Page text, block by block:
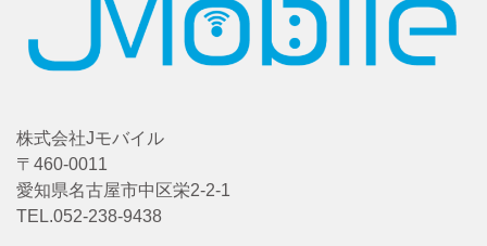
株式会社Jモバイル
〒460-0011
愛知県名古屋市中区栄2-2-1
TEL.052-238-9438